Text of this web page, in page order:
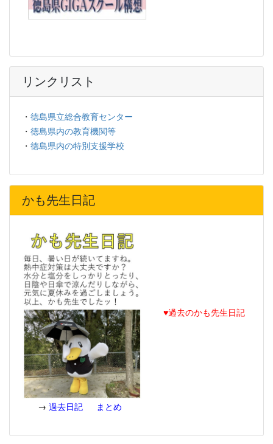
リンクリスト
・ 徳島県立総合教育センター
・ 徳島県内の教育機関等
・ 徳島県内の特別支援学校
かも先生日記
♥過去のかも先生日記
→ 過去日記 まとめ